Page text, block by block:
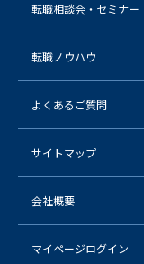
転職相談会・セミナー
転職ノウハウ
よくあるご質問
サイトマップ
会社概要
マイページログイン